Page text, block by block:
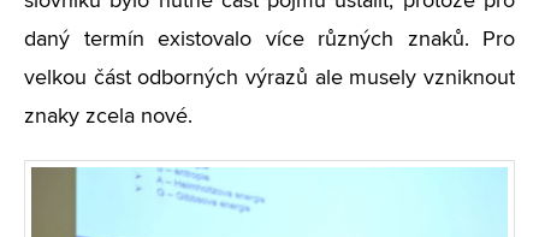
daný termín existovalo více různých znaků. Pro
velkou část odborných výrazů ale musely vzniknout
znaky zcela nové.